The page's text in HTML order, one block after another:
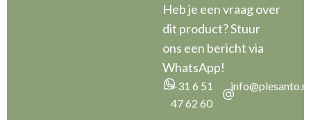
Heb je een vraag over
dit product? Stuur
ons een bericht via
WhatsApp!
+31 6 51
47 62 60
info@plesanto.nl